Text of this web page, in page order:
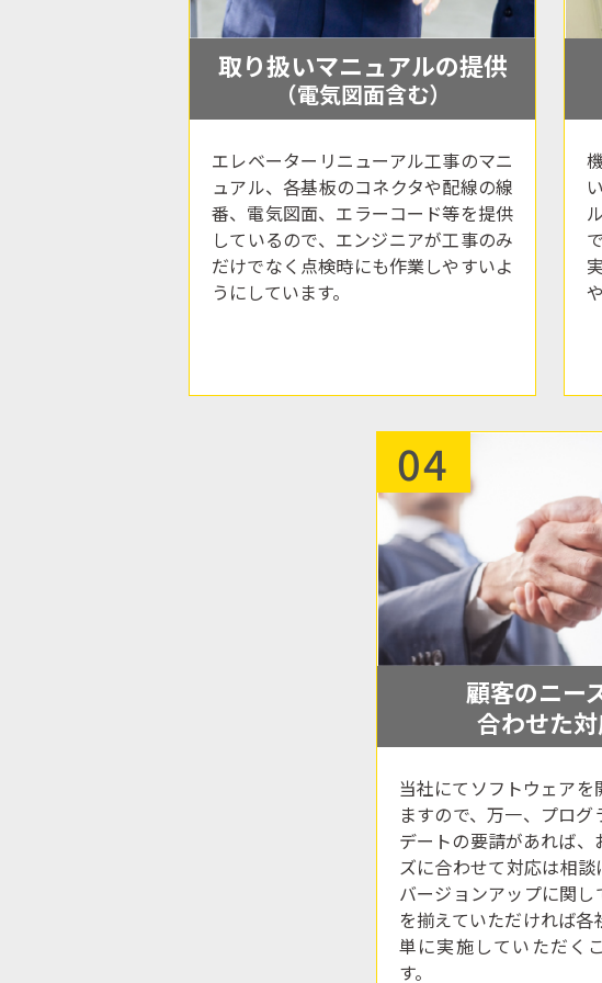
取り扱いマニュアルの提供
（電気図面含む）
エレベーターリニューアル工事のマニ
ュアル、各基板のコネクタや配線の線
番、電気図面、エラーコード等を提供
しているので、エンジニアが工事のみ
だけでなく点検時にも作業しやすいよ
うにしています。
04
顧客のニー
合わせた
当社にてソフトウェアを
ますので、万一、プロ
デートの要請があれば、
ズに合わせて対応は相談
バージョンアップに関し
を揃えていただければ各
単に実施していただく
す。